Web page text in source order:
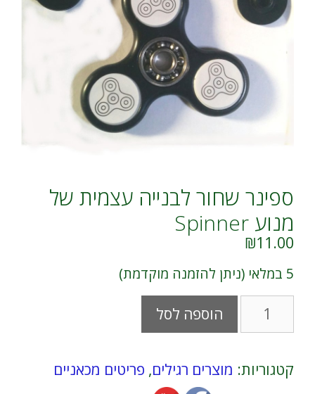
ספינר שחור לבנייה עצמית של
מנוע Spinner
₪11.00
5 במלאי (ניתן להזמנה מוקדמת)
כמות
ספינר
עצמית
הוספה לסל
r
n קטגוריות: מוצרים רגילים, פריטים מכאניים